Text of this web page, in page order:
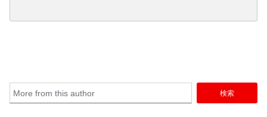
検索